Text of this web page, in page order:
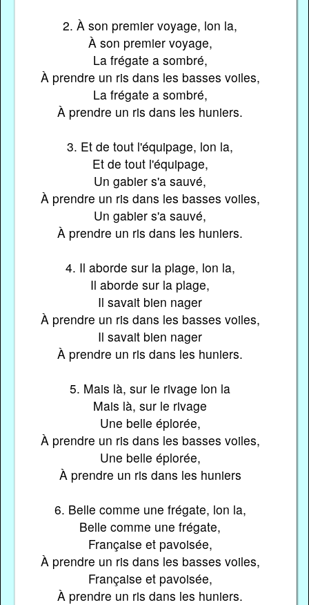
2. À son premier voyage, lon la,
À son premier voyage,
La frégate a sombré,
À prendre un ris dans les basses voiles,
La frégate a sombré,
À prendre un ris dans les huniers.
3. Et de tout l'équipage, lon la,
Et de tout l'équipage,
Un gabier s'a sauvé,
À prendre un ris dans les basses voiles,
Un gabier s'a sauvé,
À prendre un ris dans les huniers.
4. Il aborde sur la plage, lon la,
Il aborde sur la plage,
Il savait bien nager
À prendre un ris dans les basses voiles,
Il savait bien nager
À prendre un ris dans les huniers.
5. Mais là, sur le rivage lon la
Mais là, sur le rivage
Une belle éplorée,
À prendre un ris dans les basses voiles,
Une belle éplorée,
À prendre un ris dans les huniers
6. Belle comme une frégate, lon la,
Belle comme une frégate,
Française et pavoisée,
À prendre un ris dans les basses voiles,
Française et pavoisée,
À prendre un ris dans les huniers.